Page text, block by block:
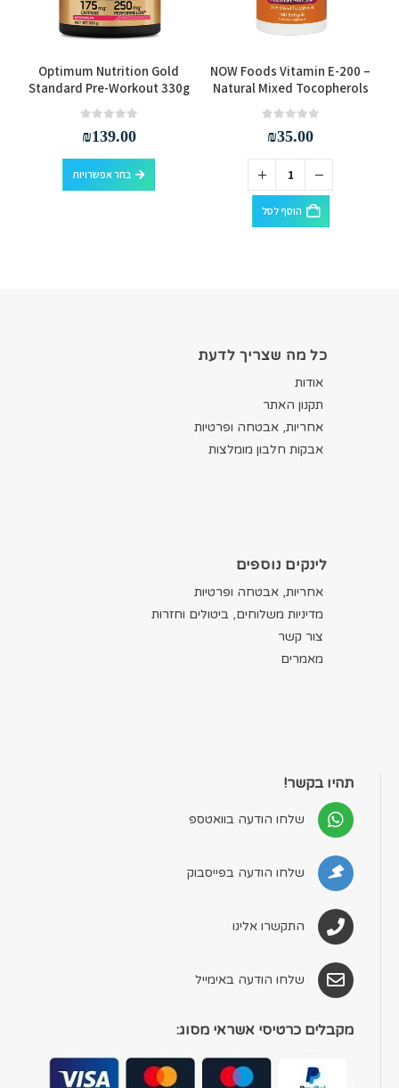
NOW Foods Vitamin E-200 –
Natural Mixed Tocopherols
₪35.00
הוסף לסל
Optimum Nutrition Gold
Standard Pre-Workout 330g
₪139.00
בחר אפשרויות
למוצר זה יש מספר סוגים. ניתן לבחור את האפשרויות בעמוד המוצר
כל מה שצריך לדעת
אודות
תקנון האתר
אחריות, אבטחה ופרטיות
אבקות חלבון מומלצות
לינקים נוספים
אחריות, אבטחה ופרטיות
מדיניות משלוחים, ביטולים וחזרות
צור קשר
מאמרים
תהיו בקשר!
שלחו הודעה בוואטספ
שלחו הודעה בפייסבוק
התקשרו אלינו
שלחו הודעה באימייל
מקבלים כרטיסי אשראי מסוג: